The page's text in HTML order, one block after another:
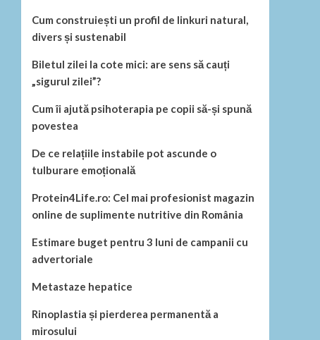
Cum construiești un profil de linkuri natural,
divers și sustenabil
Biletul zilei la cote mici: are sens să cauți
„sigurul zilei”?
Cum îi ajută psihoterapia pe copii să-și spună
povestea
De ce relațiile instabile pot ascunde o
tulburare emoțională
Protein4Life.ro: Cel mai profesionist magazin
online de suplimente nutritive din România
Estimare buget pentru 3 luni de campanii cu
advertoriale
Metastaze hepatice
Rinoplastia și pierderea permanentă a
mirosului